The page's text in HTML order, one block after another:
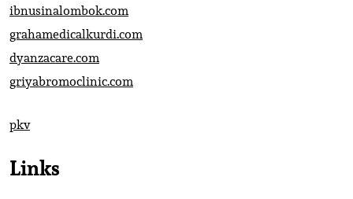
ibnusinalombok.com
grahamedicalkurdi.com
dyanzacare.com
griyabromoclinic.com
pkv
Links